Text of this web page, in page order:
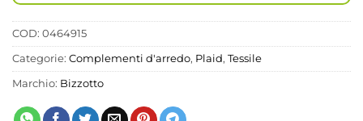
COD: 0464915
Categorie: Complementi d'arredo, Plaid, Tessile
Marchio: Bizzotto